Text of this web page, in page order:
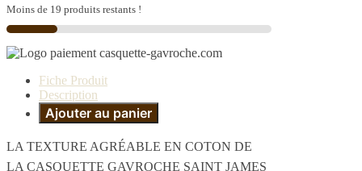
Moins de 19 produits restants !
Fiche Produit
Description
Ajouter au panier
LA TEXTURE AGRÉABLE EN COTON DE
LA CASQUETTE GAVROCHE SAINT JAMES